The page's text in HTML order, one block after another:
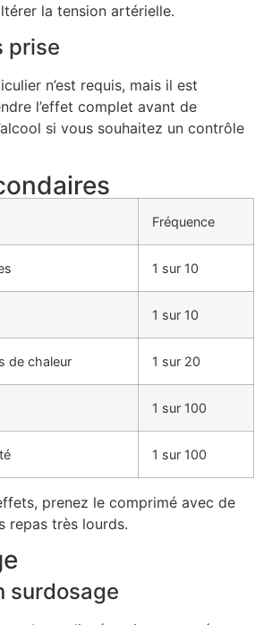
la tension artérielle.
prise
n’est requis, mais il est
l’effet complet avant de
si vous souhaitez un contrôle
Fréquence
1 sur 10
1 sur 10
de chaleur 1 sur 20
1 sur 100
1 sur 100
prenez le comprimé avec de
repas très lourds.
surdosage